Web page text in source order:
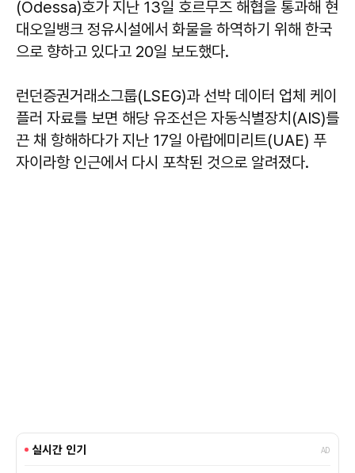
(Odessa)호가 지난 13일 호르무즈 해협을 통과해 현
대오일뱅크 정유시설에서 화물을 하역하기 위해 한국
으로 향하고 있다고 20일 보도했다.
런던증권거래소그룹(LSEG)과 선박 데이터 업체 케이
플러 자료를 보면 해당 유조선은 자동식별장치(AIS)를
끈 채 항해하다가 지난 17일 아랍에미리트(UAE) 푸
자이라항 인근에서 다시 포착된 것으로 알려졌다.